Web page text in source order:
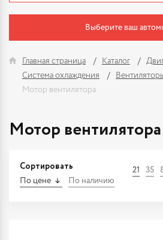
Выберите ваш
Главная страница Каталог
Система охлаждения
Мотор вентилятора
Мотор вентилятора
Сортировать
По цене По наличию
21 35